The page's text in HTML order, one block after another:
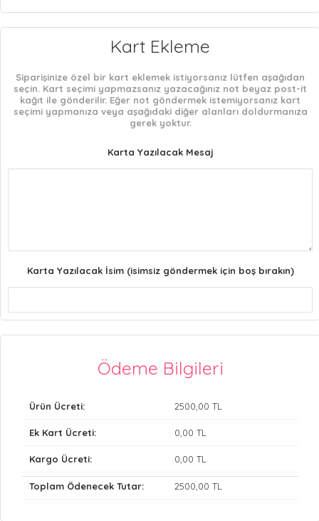
Kart Ekleme
Siparişinize özel bir kart eklemek istiyorsanız lütfen aşağıdan
seçin. Kart seçimi yapmazsanız yazacağınız not beyaz post-it
kağıt ile gönderilir. Eğer not göndermek istemiyorsanız kart
seçimi yapmanıza veya aşağıdaki diğer alanları doldurmanıza
gerek yoktur.
Karta Yazılacak Mesaj
Karta Yazılacak İsim (isimsiz göndermek için boş bırakın)
Ödeme Bilgileri
Ürün Ücreti: 2500 ,00 TL
Ek Kart Ücreti: 0 ,00 TL
Kargo Ücreti: 0 ,00 TL
Toplam Ödenecek Tutar: 2500 ,00 TL